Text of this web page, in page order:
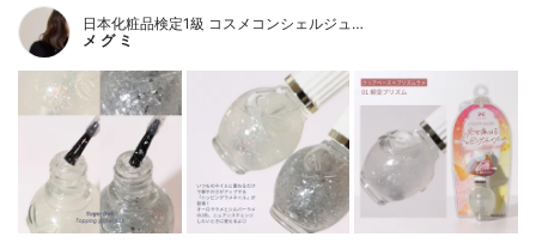
日本化粧品検定1級 コスメコンシェルジュ…
メ グ ミ